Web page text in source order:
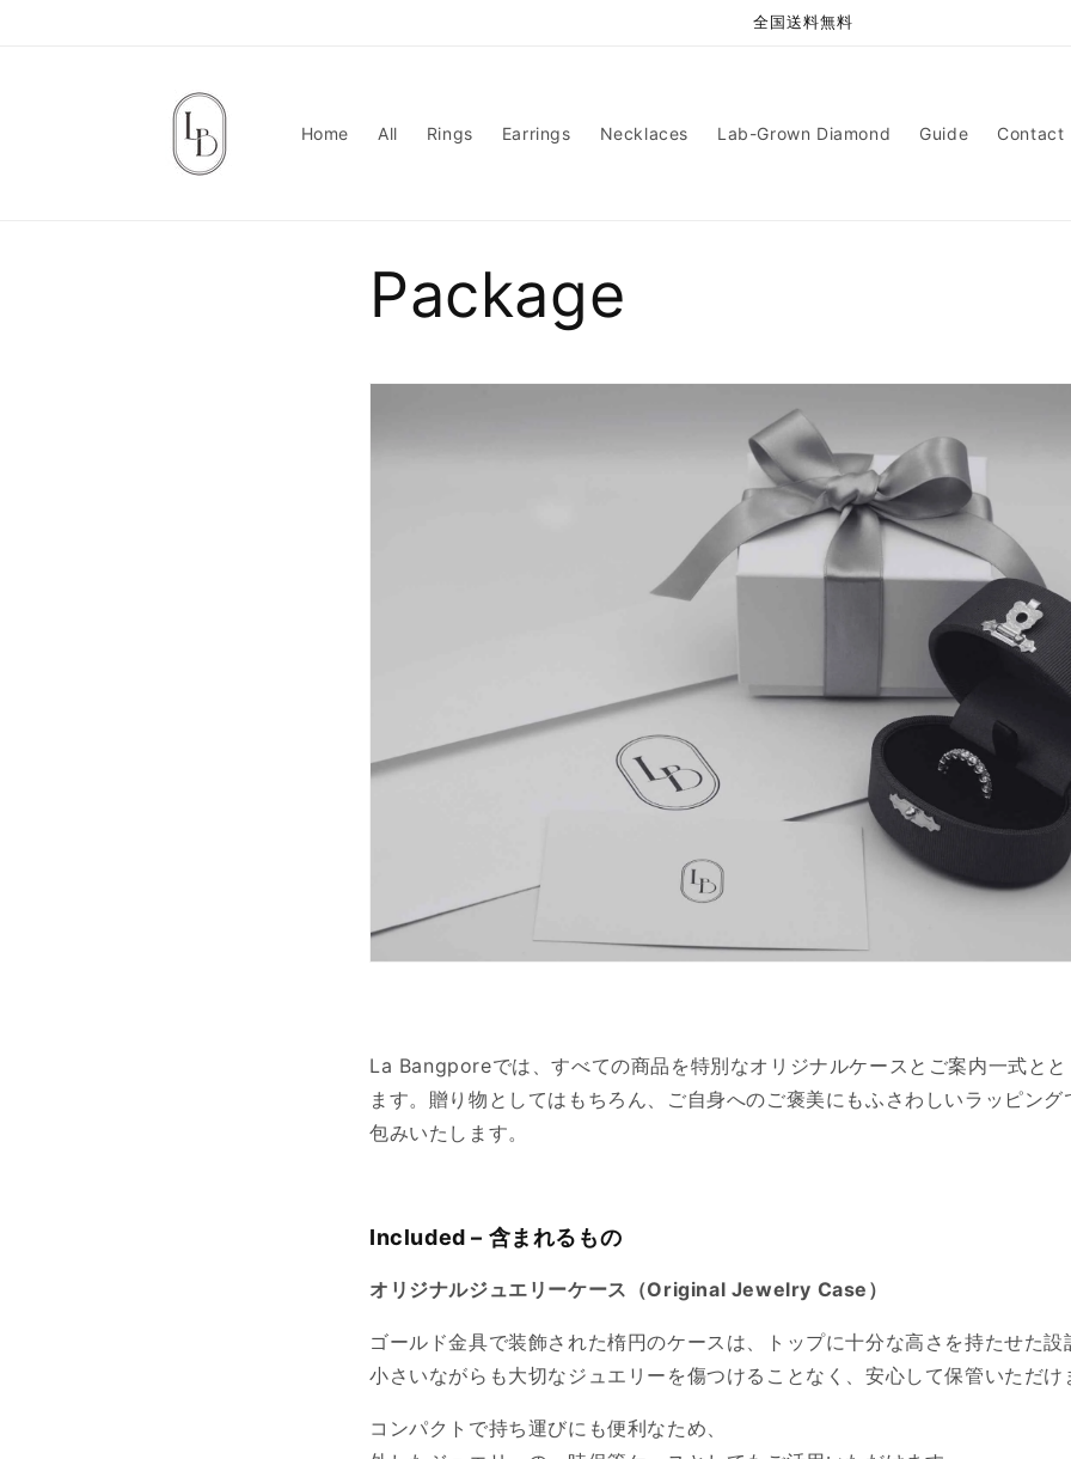
全国送料無料
Home All Rings Earrings Necklaces Lab-Grown Diamond Guide Contact
Package
La Bangporeでは、すべての商品を特別なオリジナルケースとご案内一式と
ます。贈り物としてはもちろん、ご自身へのご褒美にもふさわしいラッピン
包みいたします。
Included – 含まれるもの
オリジナルジュエリーケース（Original Jewelry Case）
ゴールド金具で装飾された楕円のケースは、トップに十分な高さを持たせた設
小さいながらも大切なジュエリーを傷つけることなく、安心して保管いただけ
コンパクトで持ち運びにも便利なため、